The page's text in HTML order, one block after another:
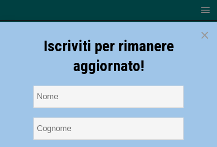
×
Iscriviti per rimanere
aggiornato!